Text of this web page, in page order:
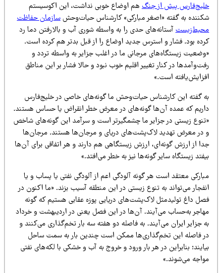
پیش از جنگهم اوضاع خوبی نداشت، این اکوسیستم
به گفته «اصغر مبارکی» کارشناس حیات‌وحشسازمان حفاظت
آستانه‌های حدی را به واسطه شوری آب و بالارفتن دما رد
بود. فشار و استرس جدید اوضاع را از قبل بدتر هم کرده است.
زیستگاه‌های مرجانی ما در اغلب جزایر به واسطه تردد و
در کنار تغییر اقلیم خوب نبود و حالا فشار بر این مناطق
است.»
گفته این کارشناس حیات‌وحش ما گونه‌های خاصی در خلیج‌فارس
که عمده آن‌ها گونه‌های در معرض خطر انقراض یا حساس هستند.
زیستی در جزایر ما چشمگیرتر است و سرآمد این گونه‌های شاخص
در معرض تهدید لاک‌پشت‌های دریای و مرجان‌ها هستند. مرجان‌ها
از ارزش گونه‌ای، ارزش زیستگاهی هم دارند و هر اتفاقی برای آن‌ها
زیستگاه سایر گونه‌ها نیز به خطر می‌افتد.»
معتقد است هر گونه آلودگی اعم از آلودگی نفتی یا پساب و یا
می‌تواند به تنوع زیستی در این منطقه آسیب بزند. «ما اکنون در
داغ تولیدمثل لاک‌پشت‌های دریایی پوزه عقابی هستیم که گونه
به‌حساب می‌آیند. آن‌ها در این فصل یعنی در اردیبهشت و خرداد
جزایر ایران می‌آیند. به فاصله دو هفته سه بار تخم‌گذاری می‌کنند و
فاصله این تخم‌گذاری‌ها ممکن است چندین بار به سمت ساحل
بنابراین در هر بار ورود و خروج به آب و خشکی با لکه‌های نفتی
می‌شوند.»